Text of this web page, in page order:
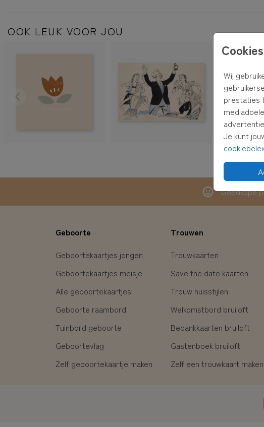
Cookies
Wij
prestaties
Je kunt
rechtstreeks verzenden ofpakket ontvangen
pakket ontvangen
krijg je de kaarten thuis. Kies je voor
rechtstreeks
verzenden , dan versturen wij de kaarten voor je inclusief envelop en
postzegel! De adressen kun je bij het afrekenen invullen.
Adressen altijd bij de hand hebben? Verzamel dan adressen in je
OOK LEUK VOOR JOU
Goedkope
Geboorte
Geboortekaartjes jongen
Geboortekaartjes meisje
Alle geboortekaartjes
Geboorte raambord
Tuinbord geboorte
Geboortevlag
Zelf geboortekaartje maken
Trouwen
Trouwkaarten
Save the date kaarten
Trouw huisstijlen
Welkomstbord bruiloft
Bedankkaarten bruiloft
Gastenboek bruiloft
Zelf een trouwkaart maken